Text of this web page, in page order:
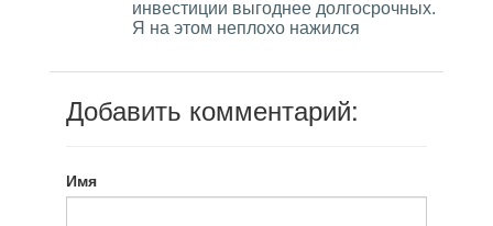
инвестиции выгоднее долгосрочных.
Я на этом неплохо нажился
Добавить комментарий:
Имя